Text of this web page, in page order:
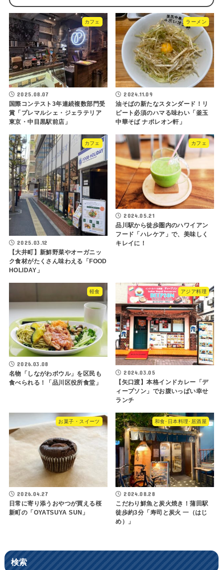
カフェ
2025.08.07
国際コンテスト3年連続複数部門受
賞「プレマルシェ・ジェラテリア
東京・中目黒駅前店」
ラーメン
2024.11.09
油そばの新たなスタンダード！リ
ピート必須のハマる味わい「釜玉
中華そば ナポレオン軒」
カフェ
2025.03.12
【大井町】新鮮野菜やオーガニッ
ク食材がたくさん味わえる「FOOD
HOLIDAY」
カフェ
2024.05.21
品川駅から徒歩圏内のハワイアン
フード「ハレケア」で、美味しく
キレイに！
軽食
2026.03.08
名物「しながわボウル」を区民も
食べられる！「品川区役所食堂」
アジア料理
2024.03.05
【矢口渡】本格インドカレー「デ
ィープソン」でお腹いっぱい幸せ
ランチ
お菓子・スイーツ
2026.04.27
日常に寄り添うおやつが買える桜
新町の「OYATSUYA SUN」
和食･日本料理･居酒屋
2024.08.28
こだわり鮮魚と炭火焼き！蒲田駅
徒歩約3分「寿司と炭火 一（はじ
め）」
検索